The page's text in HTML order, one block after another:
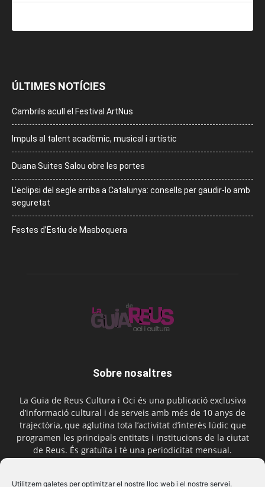
Utilitzem galetes per optimitzar el nostre lloc web i el nostre servei.
ÚLTIMES NOTÍCIES
Cambrils acull el Festival ArtNus
Impuls al talent acadèmic, musical i artístic
Duana Suites Salou obre les portes
L’eclipsi del segle arriba a Catalunya: consells per gaudir-lo amb
seguretat
Festes d’Estiu de Masboquera
Sobre nosaltres
La Guia de Reus Cultura i Oci és una publicació exclusiva
d’informació cultural i de serveis amb més de 10 anys de
trajectòria, que aglutina tota l’activitat d’interès lúdic que
programen les principals entitats i institucions de la ciutat
de Reus. És gratuïta i té una periodicitat mensual.